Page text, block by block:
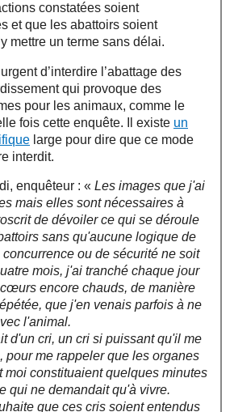
constatées soient
et que les abattoirs soient
mettre un terme sans délai.
d’interdire l’abattage des
qui provoque des
pour les animaux, comme le
fois cette enquête. Il existe un
large pour dire que ce mode
interdit.
enquêteur : « Les images que j'ai
mais elles sont nécessaires à
de dévoiler ce qui se déroule
sans qu'aucune logique de
ou de sécurité ne soit
mois, j'ai tranché chaque jour
encore chauds, de manière
que j'en venais parfois à ne
l'animal.
d'un cri, un cri si puissant qu'il me
pour me rappeler que les organes
moi constituaient quelques minutes
qui ne demandait qu'à vivre.
que ces cris soient entendus